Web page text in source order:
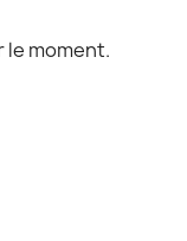
le moment.